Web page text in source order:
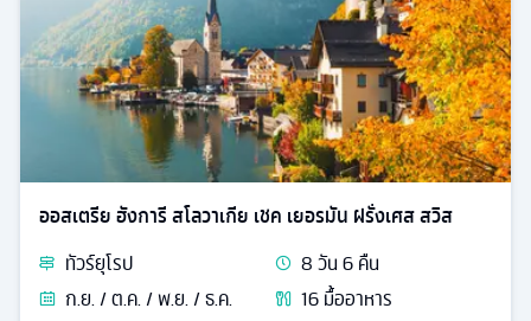
ออสเตรีย ฮังการี สโลวาเกีย เชค เยอรมัน ฝรั่งเศส สวิส
ทัวร์ยุโรป 8วัน6คืน
ก.ย. / ต.ค. / พ.ย. / ธ.ค.
16มื้ออาหาร